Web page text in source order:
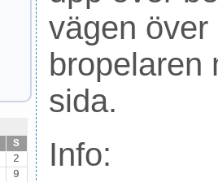
S
2
9
vägen
bropelaren
sida.
Info: